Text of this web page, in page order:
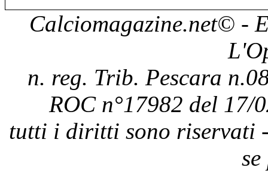
Calciomagazine.net© -
n. reg. Trib. Pescara
ROC n°17982 del 17/
tutti i diritti sono riservati